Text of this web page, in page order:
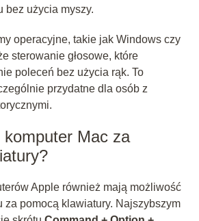
bez użycia myszy.
operacyjne, takie jak Windows czy
sterowanie głosowe, które
poleceń bez użycia rąk. To
przydatne dla osób z
komputer Mac za
Apple również mają możliwość
za pomocą klawiatury. Najszybszym